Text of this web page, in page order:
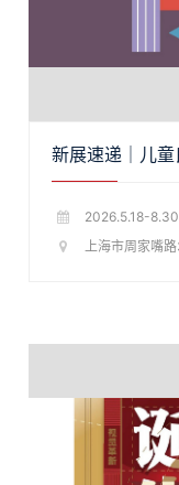
新展速递｜儿
2026.5.18-8.30
上海市周家嘴